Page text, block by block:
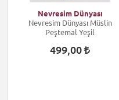
Nevresim Dünyası
Nevresim Dünyası Müslin
Peştemal Yeşil
499,00